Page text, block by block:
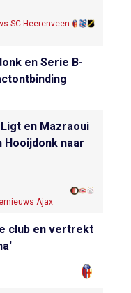
SC Heerenveen
en Serie B-
en Mazraoui
Hooijdonk naar
Ajax
club en vertrekt